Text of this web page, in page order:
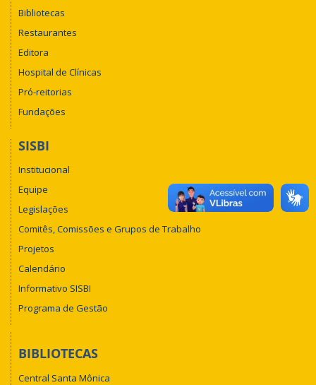
Bibliotecas
Restaurantes
Editora
Hospital de Clínicas
Pró-reitorias
Fundações
SISBI
Institucional
Equipe
Legislações
Comitês, Comissões e Grupos de Trabalho
Projetos
Calendário
Informativo SISBI
Programa de Gestão
BIBLIOTECAS
Central Santa Mônica